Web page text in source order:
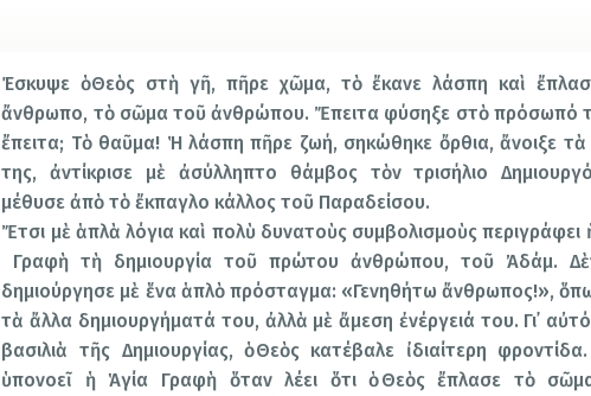
Έσκυψε ὁ Θεὸς στὴ γῆ, πῆρε χῶμα, τὸ ἔκανε λάσπη καὶ
ἄνθρωπο, τὸ σῶμα τοῦ ἀνθρώπου. Ἔπειτα φύσηξε στὸ πρόσωπό
ἔπειτα; Τὸ θαῦμα! Ἡ λάσπη πῆρε ζωή, σηκώθηκε ὄρθια, ἄνοιξε τὰ
της, ἀντίκρισε μὲ ἀσύλληπτο θάμβος τὸν τρισήλιο
μέθυσε ἀπὸ τὸ ἔκπαγλο κάλλος τοῦ Παραδείσου.
Ἔτσι μὲ ἁπλὰ λόγια καὶ πολὺ δυνατοὺς συμβολισμοὺς περιγράφει
Γραφὴ τὴ δημιουργία τοῦ πρώτου ἀνθρώπου, τοῦ Ἀδάμ.
δημιούργησε μὲ ἕνα ἁπλὸ πρόσταγμα: «Γενηθήτω ἄνθρωπος!»,
τὰ ἄλλα δημιουργήματά του, ἀλλὰ μὲ ἄμεση ἐνέργειά του. Γι᾿
βασιλιὰ τῆς Δημιουργίας, ὁ Θεὸς κατέβαλε ἰδιαίτερη
ὑπονοεῖ ἡ Ἁγία Γραφὴ ὅταν λέει ὅτι ὁ Θεὸς ἔπλασε τὸ